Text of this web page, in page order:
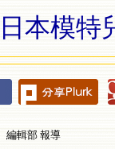
日本模特
編輯部 報導